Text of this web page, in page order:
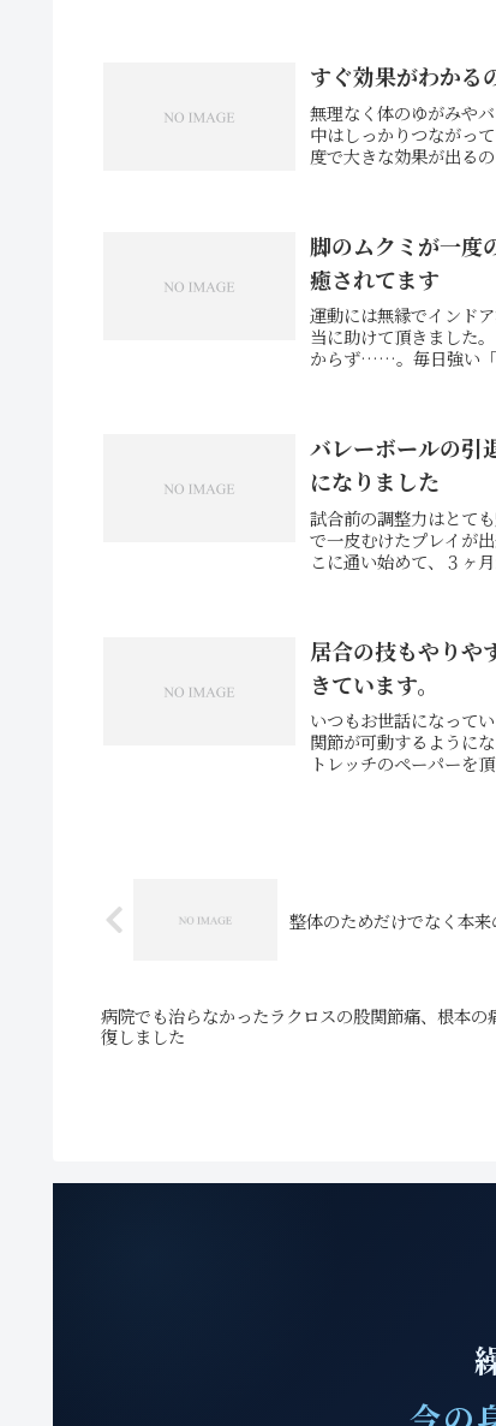
すぐ効果がわかる
無理なく体のゆがみや
中はしっかりつながっ
度で大きな効果が出る
脚のムクミが一度
癒されてます
運動には無縁でインド
当に助けて頂きました
からず……。毎日強い「
バレーボールの引
になりました
試合前の調整力はとて
で一皮むけたプレイが
こに通い始めて、３ヶ
居合の技もやりや
きています。
いつもお世話になって
関節が可動するように
トレッチのペーパーを
整体のためだけでなく本
病院でも治らなかったラクロスの股関節痛、根本
復しました
今の